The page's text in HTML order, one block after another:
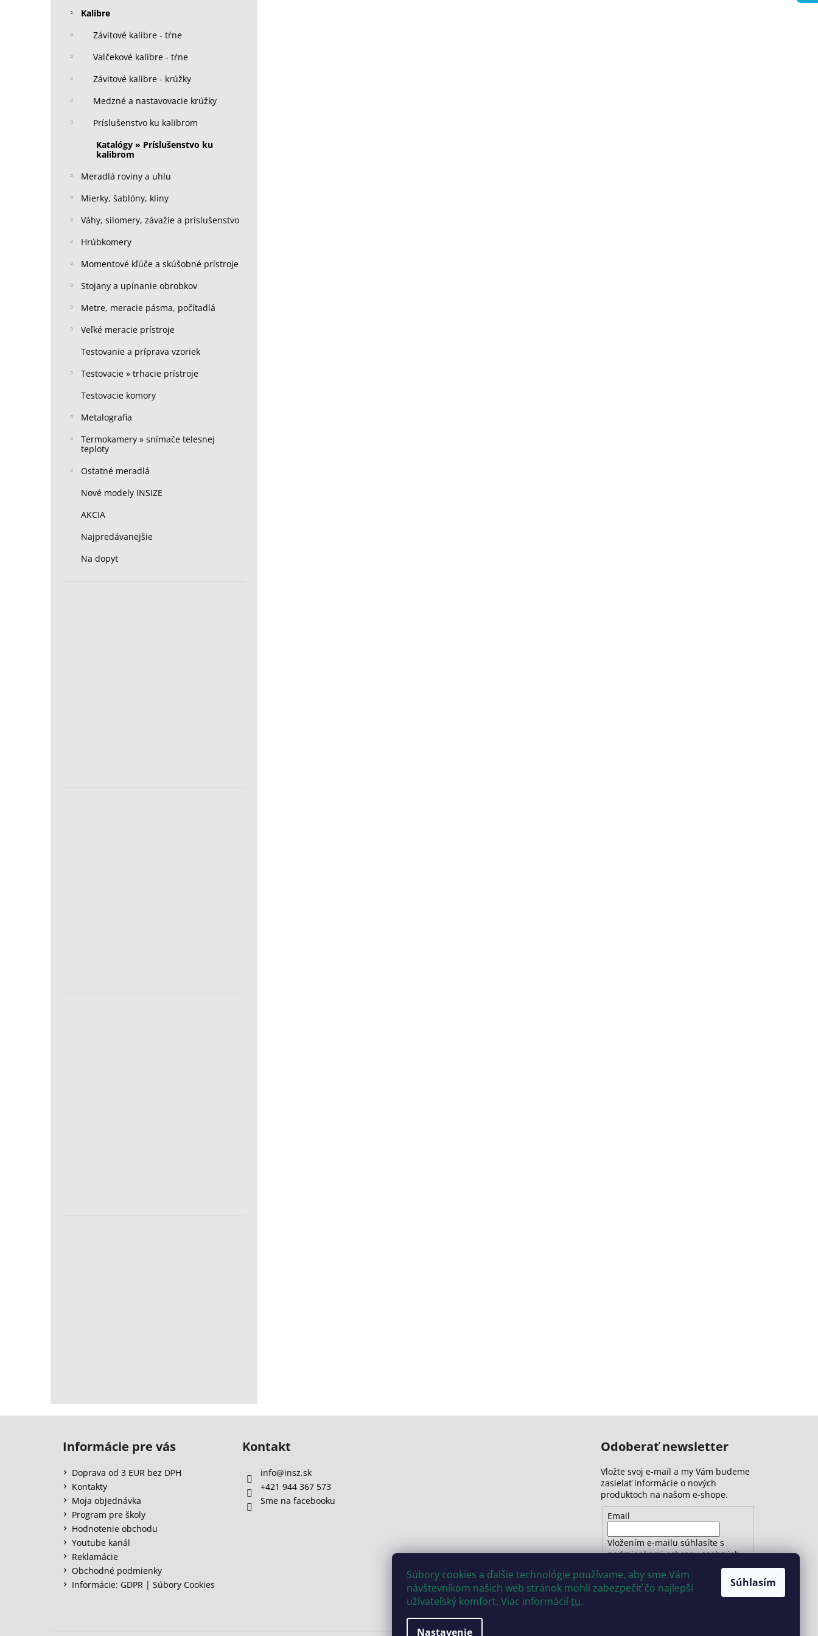
Súbory cookies a ďalšie technológie používame, aby sme Vám
návštevníkom našich web stránok mohli zabezpečiť čo najlepší
užívateľský komfort. Viac informáciítu.
Nastavenie
Súhlasím
Kalibre
Závitové kalibre - tŕne
Valčekové kalibre - tŕne
Závitové kalibre - krúžky
Medzné a nastavovacie krúžky
Príslušenstvo ku kalibrom
Katalógy » Príslušenstvo ku
kalibrom
Meradlá roviny a uhlu
Mierky, šablóny, kliny
Váhy, silomery, závažie a príslušenstvo
Hrúbkomery
Momentové kľúče a skúšobné prístroje
Stojany a upínanie obrobkov
Metre, meracie pásma, počítadlá
Veľké meracie prístroje
Testovanie a príprava vzoriek
Testovacie » trhacie prístroje
Testovacie komory
Metalografia
Termokamery » snímače telesnej
teploty
Ostatné meradlá
Nové modely INSIZE
AKCIA
Najpredávanejšie
Na dopyt
Informácie pre vás
Doprava od 3 EUR bez DPH
Kontakty
Moja objednávka
Program pre školy
Hodnotenie obchodu
Youtube kanál
Reklamácie
Obchodné podmienky
Informácie: GDPR | Súbory Cookies
Kontakt
info@insz.sk
+421 944 367 573
Sme na facebooku
Odoberať newsletter
Vložte svoj e-mail a my Vám budeme
zasielať informácie o nových
produktoch na našom e-shope.
Email
Vložením e-mailu súhlasíte s
podmienkami ochrany osobných
PRIHLÁSIŤ SA